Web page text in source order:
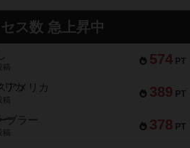
ス数 急上昇中
574 PT
稿
389 PT
アメリカ
稿
378 PT
ブラー
稿